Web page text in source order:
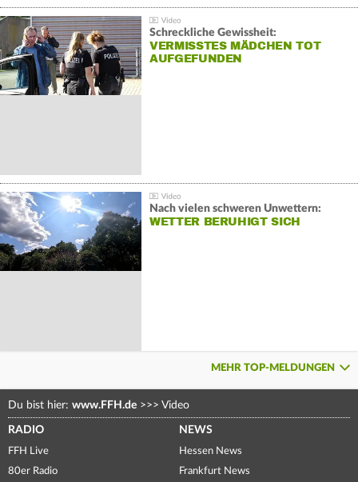
Schreckliche Gewissheit:
VERMISSTES MÄDCHEN TOT
AUFGEFUNDEN
Nach vielen schweren Unwettern:
WETTER BERUHIGT SICH
MEHR TOP-MELDUNGEN
Du bist hier: www.FFH.de >>> Video
RADIO
FFH Live
80er Radio
NEWS
Hessen News
Frankfurt News